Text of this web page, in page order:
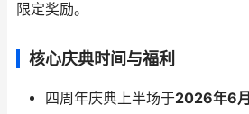
限定奖励。
核心庆典时间与福利
四周年庆典上半场于2026年6